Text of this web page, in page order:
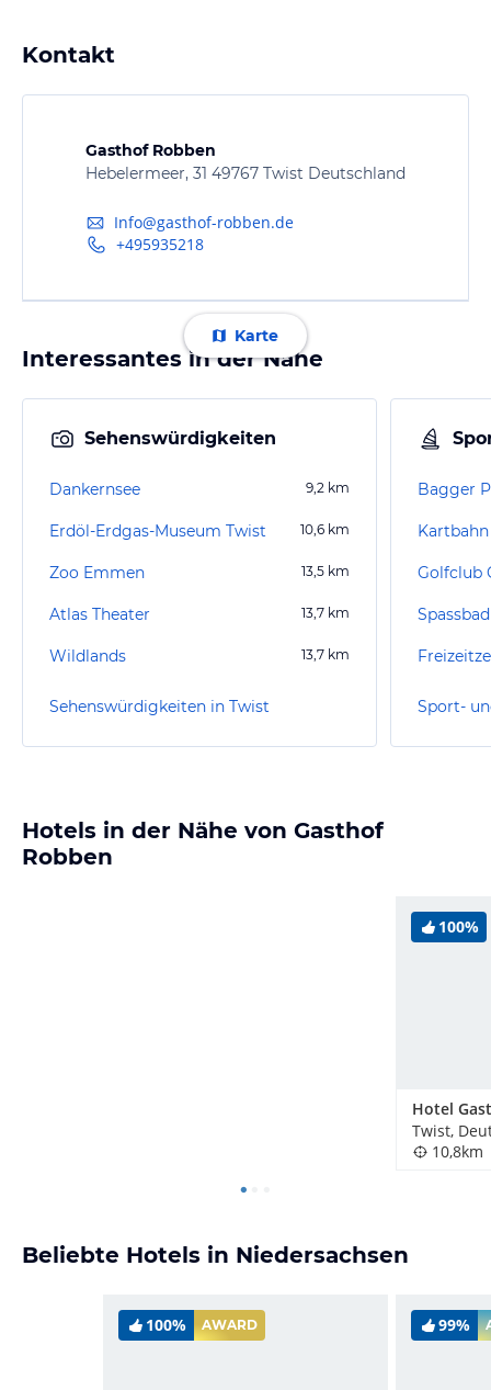
Kontakt
Gasthof Robben
Hebelermeer, 31 49767 Twist Deutschland
Info@gasthof-robben.de
+495935218
Karte
Interessantes in der Nähe
Sehenswürdigkeiten
Dankernsee 9,2 km
Erdöl-Erdgas-Museum Twist 10,6 km
Zoo Emmen 13,5 km
Atlas Theater 13,7 km
Wildlands 13,7 km
Sehenswürdigkeiten in Twist
Bagger
Golfclub
Sport-
Hotels in der Nähe von Gasthof
Robben
100%
Twist,
10,8km
Beliebte Hotels in Niedersachsen
100% AWARD 99%